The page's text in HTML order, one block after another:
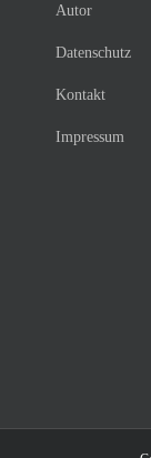
Autor
Datenschutz
Kontakt
Impressum